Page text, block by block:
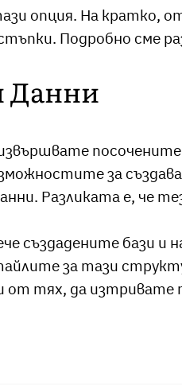
опция. На кратко,
Подробно сме
Данни
посочените
за
Разликата е, че
създадените бази
за тази
тях, да изтривате